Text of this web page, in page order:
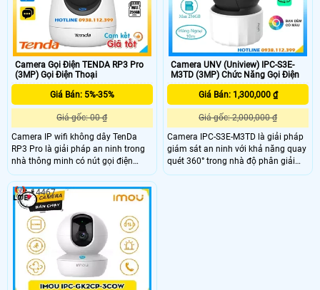
TenDa RP7 là lựa chọn lý tưởng để
bảo vệ ngôi nhà bạn.
Camera Gọi Điện TENDA RP3 Pro
(3MP) Gọi Điện Thoại
Giá Bán: 5%-35%
Giá gốc: 00 ₫
Camera IP wifi không dây TenDa
RP3 Pro là giải pháp an ninh trong
nhà thông minh có nút gọi điện
thông minh với độ phân giải 3MP
sắc nét hỗ trợ quay xoay 360 độ và
tầm nhìn hồng ngoại 10m. Camera
tích hợp nút gọi điện, đàm thoại 2
chiều, khe cắm thẻ nhớ lên đến
256GB và tính năng phát hiện người
thông minh. Với mức giá rẻ, TenDa
RP3 Pro là lựa chọn lý tưởng cho
mọi gia đình.
Camera UNV (Uniview) IPC-S3E-
M3TD (3MP) Chức Năng Gọi Điện
Giá Bán: 1,300,000 ₫
Giá gốc: 2,000,000 ₫
Camera IPC-S3E-M3TD là giải pháp
giám sát an ninh với khả năng quay
quét 360° trong nhà độ phân giải
3.0 Megapixel mang lại hình ảnh
14467